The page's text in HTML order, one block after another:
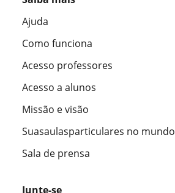
Ajuda
Como funciona
Acesso professores
Acesso a alunos
Missão e visão
Suasaulasparticulares no mundo
Sala de prensa
Junte-se